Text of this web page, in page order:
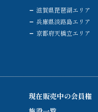
滋賀県琵琶湖エリア
兵庫県淡路島エリア
京都府天橋立エリア
現在販売中の会員権